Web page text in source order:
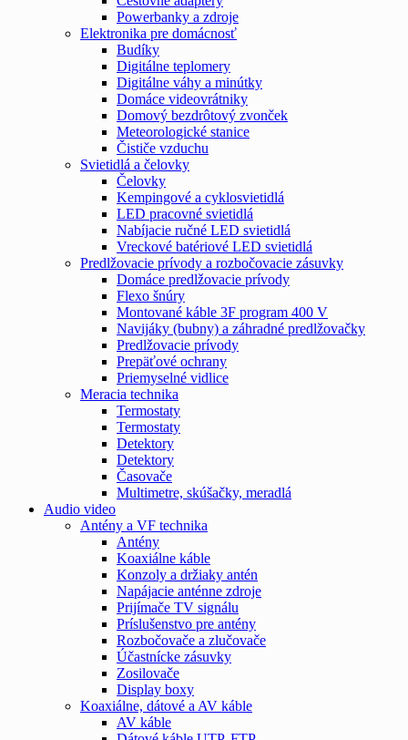
Powerbanky a zdroje
Elektronika pre domácnosť
Budíky
Digitálne teplomery
Digitálne váhy a minútky
Domáce videovrátniky
Domový bezdrôtový zvonček
Meteorologické stanice
Čističe vzduchu
Svietidlá a čelovky
Čelovky
Kempingové a cyklosvietidlá
LED pracovné svietidlá
Nabíjacie ručné LED svietidlá
Vreckové batériové LED svietidlá
Predlžovacie prívody a rozbočovacie zásuvky
Domáce predlžovacie prívody
Flexo šnúry
Montované káble 3F program 400 V
Navijáky (bubny) a záhradné predlžovačky
Predlžovacie prívody
Prepäťové ochrany
Priemyselné vidlice
Meracia technika
Termostaty
Termostaty
Detektory
Detektory
Časovače
Multimetre, skúšačky, meradlá
Audio video
Antény a VF technika
Antény
Koaxiálne káble
Konzoly a držiaky antén
Napájacie anténne zdroje
Prijímače TV signálu
Príslušenstvo pre antény
Rozbočovače a zlučovače
Účastnícke zásuvky
Zosilovače
Display boxy
Koaxiálne, dátové a AV káble
AV káble